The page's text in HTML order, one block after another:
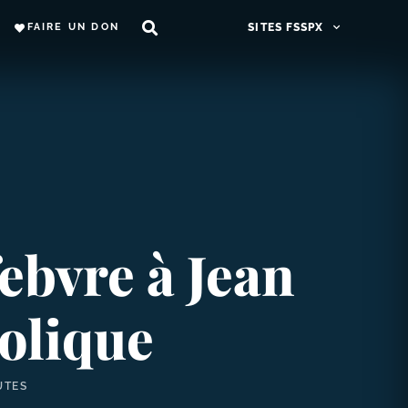
FAIRE UN DON SITES FSSPX
à Jean